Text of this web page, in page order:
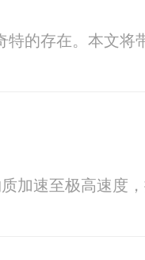
的存在。本文将
加速至极高速度